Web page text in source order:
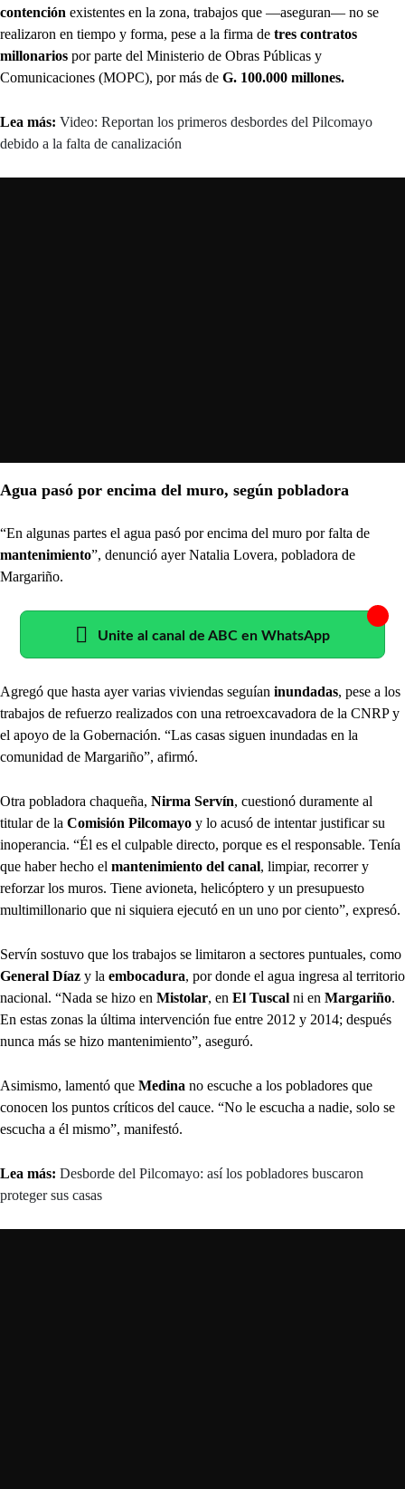
contención existentes en la zona, trabajos que —aseguran— no se
realizaron en tiempo y forma, pese a la firma de tres contratos
millonarios por parte del Ministerio de Obras Públicas y
Comunicaciones (MOPC), por más de G. 100.000 millones.
Lea más: Video: Reportan los primeros desbordes del Pilcomayo
debido a la falta de canalización
Agua pasó por encima del muro, según pobladora
“En algunas partes el agua pasó por encima del muro por falta de
mantenimiento”, denunció ayer Natalia Lovera, pobladora de
Margariño.
Unite al canal de ABC en WhatsApp
Agregó que hasta ayer varias viviendas seguían inundadas, pese a los
trabajos de refuerzo realizados con una retroexcavadora de la CNRP y
el apoyo de la Gobernación. “Las casas siguen inundadas en la
comunidad de Margariño”, afirmó.
Otra pobladora chaqueña, Nirma Servín, cuestionó duramente al
titular de la Comisión Pilcomayo y lo acusó de intentar justificar su
inoperancia. “Él es el culpable directo, porque es el responsable. Tenía
que haber hecho el mantenimiento del canal, limpiar, recorrer y
reforzar los muros. Tiene avioneta, helicóptero y un presupuesto
multimillonario que ni siquiera ejecutó en un uno por ciento”, expresó.
Servín sostuvo que los trabajos se limitaron a sectores puntuales, como
General Díaz y la embocadura, por donde el agua ingresa al territorio
nacional. “Nada se hizo en Mistolar, en El Tuscal ni en Margariño.
En estas zonas la última intervención fue entre 2012 y 2014; después
nunca más se hizo mantenimiento”, aseguró.
Asimismo, lamentó que Medina no escuche a los pobladores que
conocen los puntos críticos del cauce. “No le escucha a nadie, solo se
escucha a él mismo”, manifestó.
Lea más: Desborde del Pilcomayo: así los pobladores buscaron
proteger sus casas